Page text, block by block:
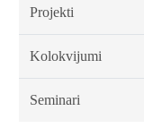
Projekti
Kolokvijumi
Seminari